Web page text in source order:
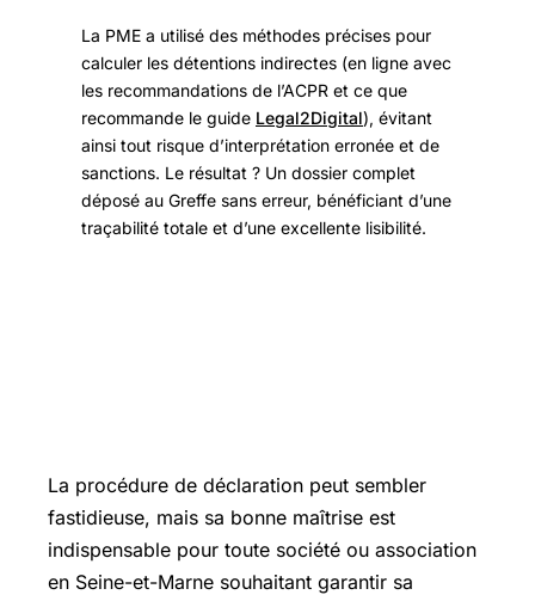
La PME a utilisé des méthodes précises pour
calculer les détentions indirectes (en ligne avec
les recommandations de l’ACPR et ce que
recommande le guide Legal2Digital), évitant
ainsi tout risque d’interprétation erronée et de
sanctions. Le résultat ? Un dossier complet
déposé au Greffe sans erreur, bénéficiant d’une
traçabilité totale et d’une excellente lisibilité.
La procédure de déclaration peut sembler
fastidieuse, mais sa bonne maîtrise est
indispensable pour toute société ou association
en Seine-et-Marne souhaitant garantir sa